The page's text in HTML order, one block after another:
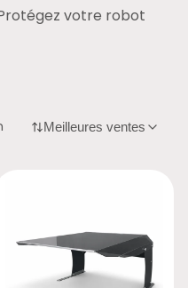
Husqvarna 305 », «
500 kg »…
Protégez votre robot
Meilleures ventes